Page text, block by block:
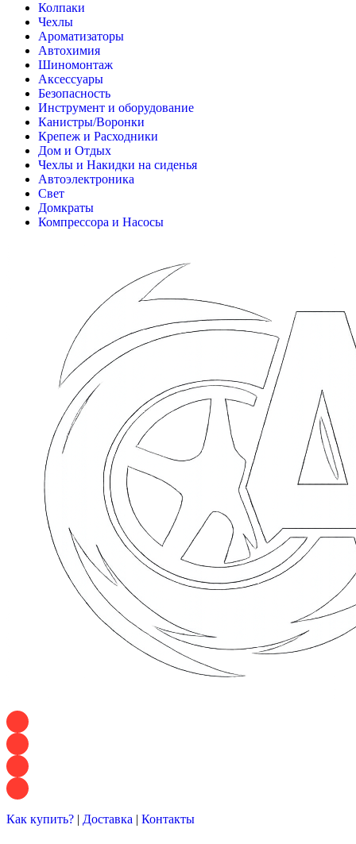
Колпаки
Чехлы
Ароматизаторы
Автохимия
Шиномонтаж
Аксессуары
Безопасность
Инструмент и оборудование
Канистры/Воронки
Крепеж и Расходники
Дом и Отдых
Чехлы и Накидки на сиденья
Автоэлектроника
Свет
Домкраты
Компрессора и Насосы
Как купить? | Доставка | Контакты